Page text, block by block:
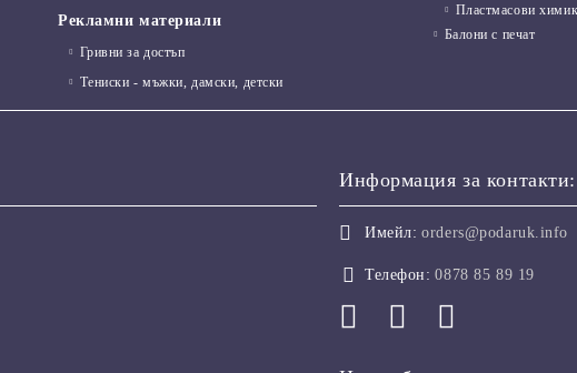
Рекламни материали
Гривни за достъп
Тениски - мъжки, дамски, детски
Пластмасови
Балони с печат
Информация за контакти:
Имейл: orders@podaruk.info
Телефон: 0878 85 89 19